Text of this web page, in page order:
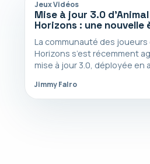
Jeux Vidéos
Mise à jour 3.0
Horizons : une
déplaire aux amateurs
atypiques
La communauté des joueurs
Horizons s’est récemment
mise à jour 3.0, déployée en
Jimmy Falro